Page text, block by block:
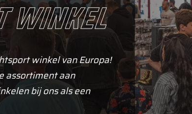
winkel
winkel van Europa!
assortiment aan
bij ons als een